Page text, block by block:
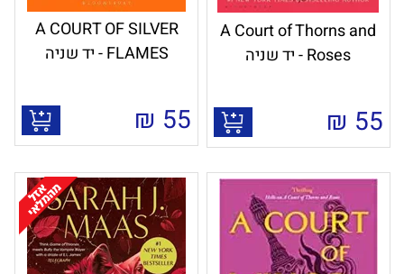
A Court of Thorns and
Roses - יד שניה
55
₪
A COURT OF SILVER
FLAMES - יד שניה
55
₪